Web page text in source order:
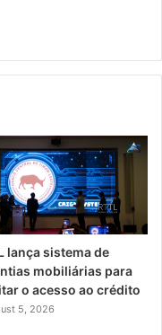
lança sistema de
mobiliárias para
o acesso ao crédito
5, 2026